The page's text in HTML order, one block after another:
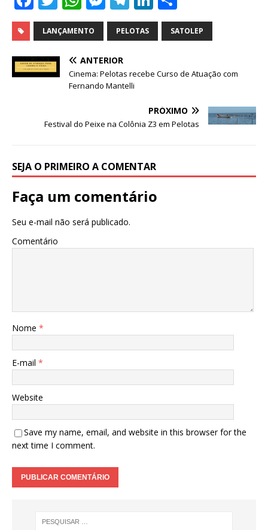
a
c
e
b
o
k
w
it
te
r
h
at
s
A
p
p
e
ss
e
n
g
r
el
e
ra
m
n
k
dI
h
ar
LANÇAMENTO PELOTAS SATOLEP
ANTERIOR
Cinema: Pelotas recebe Curso de Atuação com
Fernando Mantelli
PRÓXIMO
Festival do Peixe na Colônia Z3 em Pelotas
SEJA O PRIMEIRO A COMENTAR
Faça um comentário
Seu e-mail não será publicado.
Comentário
Nome *
E-mail *
Website
Save my name, email, and website in this browser for the
next time I comment.